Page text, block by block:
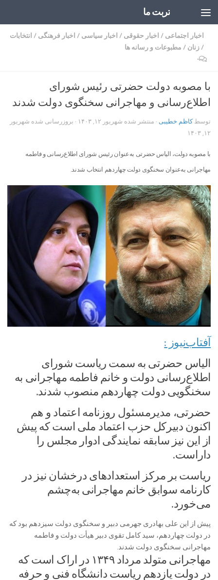
تربت ما
اخبار اجتماعی / اخبار حقوقی / اخبار سیاسی / اخبار فرهنگی / انتخابات
/زنان / مطبوعات و رسانه ها
۰
با مصوبه دولت حضرتی رئیس شورای
اطلاع‌رسانی و مهاجرانی سخنگوی دولت شدند
توسطکاظم خطیبی · منتشر شده شهریور ۱۲, ۱۴۰۳ · بروزرسانی شده شهریور
۱۲, ۱۴۰۳
با مصوبه دولت، الیاس حضرتی به‌عنوان رئیس شورای اطلاع‌رسانی و فاطمه
مهاجرانی به‌عنوان سخنگوی دولت چهاردهم انتخاب شدند.
آفتاب‌‌نیوز :
الیاس حضرتی به سمت ریاست شورای
اطلاع‌رسانی دولت و خانم فاطمه مهاجرانی به
سخنگویی دولت چهاردهم منصوب شدند.
حضرتی، مدیرمسئول روزنامه اعتماد و هم
اکنون دبیرکل حزب اعتماد ملی است که پیش
از این نیز سابقه نمایندگی ادوار مجلس را
داراست.
ریاست بر مرکز استعدادهای درخشان نیز در
کارنامه سوابق خانم مهاجرانی به‌چشم
می‌خورد.
پیش از این علی بهادری جهرمی دبیر و سخنگوی دولت سیزدهم بود که
در دولت چهاردهم، سید کامل تقوی دبیر هیأت دولت و فاطمه
مهاجرانی سخنگوی دولت شدند.
مهاجرانی متولد مرداد ۱۳۴۹ در اراک است که
در دولت یازدهم ریاست دانشگاه فنی و حرفه